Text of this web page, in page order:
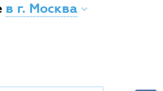
в г. Москва